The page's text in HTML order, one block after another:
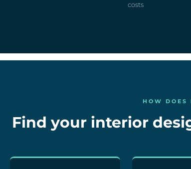
costs
HOW DOES
Find your interior